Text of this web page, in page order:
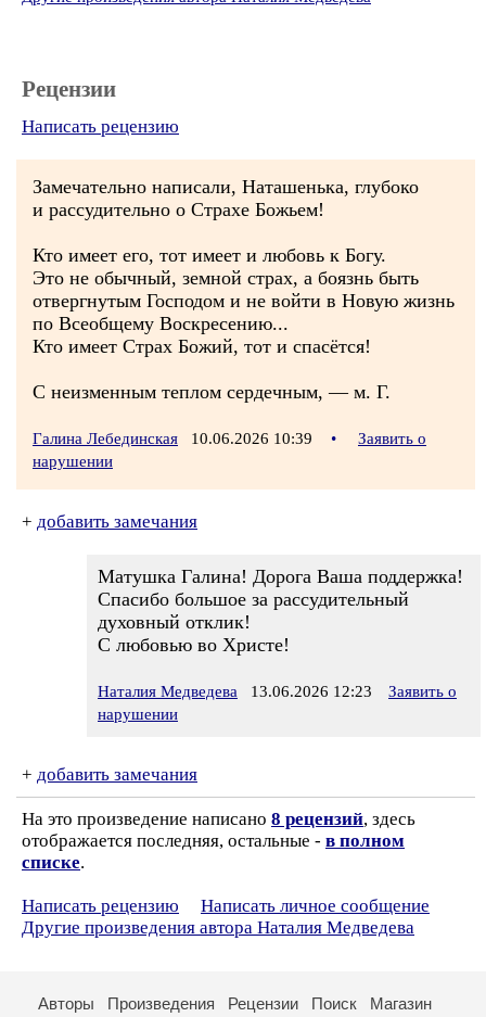
Рецензии
Написать рецензию
Замечательно написали, Наташенька, глубоко
и рассудительно о Страхе Божьем!
Кто имеет его, тот имеет и любовь к Богу.
Это не обычный, земной страх, а боязнь быть
отвергнутым Господом и не войти в Новую жизнь
по Всеобщему Воскресению...
Кто имеет Страх Божий, тот и спасётся!
С неизменным теплом сердечным, — м. Г.
Галина Лебединская 10.06.2026 10:39 •
Заявить о
нарушении
+ добавить замечания
Матушка Галина! Дорога Ваша поддержка!
Спасибо большое за рассудительный
духовный отклик!
С любовью во Христе!
Наталия Медведева 13.06.2026 12:23
Заявить о
нарушении
+ добавить замечания
На это произведение написано 8 рецензий, здесь
отображается последняя, остальные - в полном
списке.
Написать рецензию
Написать личное сообщение
Другие произведения автора Наталия Медведева
Авторы Произведения Рецензии Поиск
Магазин